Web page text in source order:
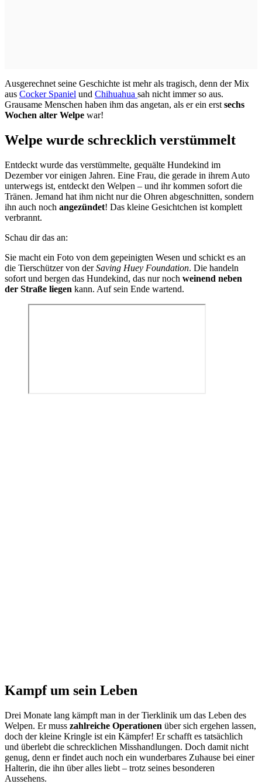
Ausgerechnet seine Geschichte ist mehr als tragisch, denn der Mix
aus Cocker Spaniel und Chihuahua sah nicht immer so aus.
Grausame Menschen haben ihm das angetan, als er ein erst sechs
Wochen alter Welpe war!
Welpe wurde schrecklich verstümmelt
Entdeckt wurde das verstümmelte, gequälte Hundekind im
Dezember vor einigen Jahren. Eine Frau, die gerade in ihrem Auto
unterwegs ist, entdeckt den Welpen – und ihr kommen sofort die
Tränen. Jemand hat ihm nicht nur die Ohren abgeschnitten, sondern
ihn auch noch angezündet! Das kleine Gesichtchen ist komplett
verbrannt.
Schau dir das an:
Sie macht ein Foto von dem gepeinigten Wesen und schickt es an
die Tierschützer von derSaving Huey Foundation. Die handeln
sofort und bergen das Hundekind, das nur noch weinend neben
der Straße liegen kann. Auf sein Ende wartend.
Kampf um sein Leben
Drei Monate lang kämpft man in der Tierklinik um das Leben des
Welpen. Er muss zahlreiche Operationen über sich ergehen lassen,
doch der kleine Kringle ist ein Kämpfer! Er schafft es tatsächlich
und überlebt die schrecklichen Misshandlungen. Doch damit nicht
genug, denn er findet auch noch ein wunderbares Zuhause bei einer
Halterin, die ihn über alles liebt – trotz seines besonderen
Aussehens.